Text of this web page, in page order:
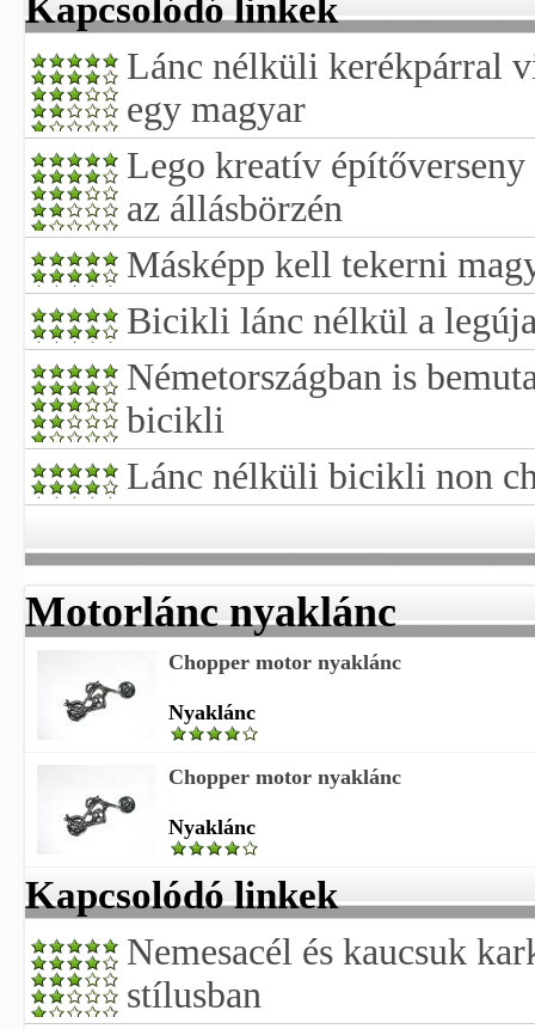
Kapcsolódó linkek
Lánc nélküli kerékpárral
egy magyar
Lego kreatív
az állásbörzén
Másképp kell tekerni
Bicikli lánc nélkül a
Németországban is
bicikli
Lánc nélküli bicikli non
Motorlánc nyaklánc
Chopper motor nyaklánc
Nyaklánc
Chopper motor nyaklánc
Nyaklánc
Kapcsolódó linkek
Nemesacél és kaucsuk
stílusban